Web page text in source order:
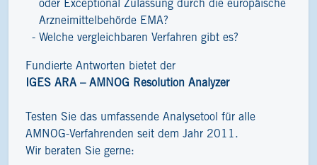
oder Exceptional Zulassung durch die europäische
Arzneimittelbehörde EMA?
Welche vergleichbaren Verfahren gibt es?
Fundierte Antworten bietet der
IGES ARA – AMNOG Resolution Analyzer
Testen Sie das umfassende Analysetool für alle
AMNOG-Verfahrenden seit dem Jahr 2011.
Wir beraten Sie gerne: